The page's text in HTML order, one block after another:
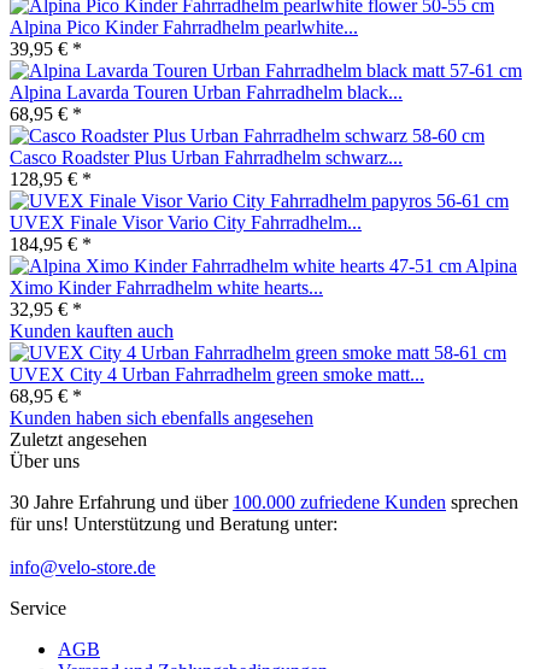
Alpina Pico Kinder Fahrradhelm pearlwhite...
39,95 € *
Alpina Lavarda Touren Urban Fahrradhelm black...
68,95 € *
Casco Roadster Plus Urban Fahrradhelm schwarz...
128,95 € *
UVEX Finale Visor Vario City Fahrradhelm...
184,95 € *
Alpina
Ximo Kinder Fahrradhelm white hearts...
32,95 € *
Kunden kauften auch
UVEX City 4 Urban Fahrradhelm green smoke matt...
68,95 € *
Kunden haben sich ebenfalls angesehen
Zuletzt angesehen
Über uns
30 Jahre Erfahrung und über 100.000 zufriedene Kunden sprechen
für uns! Unterstützung und Beratung unter:
info@velo-store.de
Service
AGB